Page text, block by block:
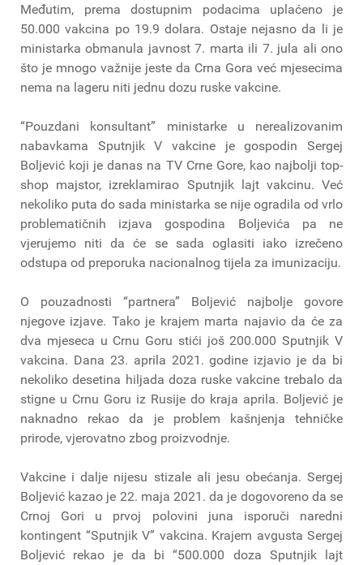
Međutim, prema dostupnim podacima uplaćeno je
50.000 vakcina po 19.9 dolara. Ostaje nejasno da li je
ministarka obmanula javnost 7. marta ili 7. jula ali ono
što je mnogo važnije jeste da Crna Gora već mjesecima
nema na lageru niti jednu dozu ruske vakcine.
“Pouzdani konsultant” ministarke u nerealizovanim
nabavkama Sputnjik V vakcine je gospodin Sergej
Boljević koji je danas na TV Crne Gore, kao najbolji top-
shop majstor, izreklamirao Sputnjik lajt vakcinu. Već
nekoliko puta do sada ministarka se nije ogradila od vrlo
problematičnih izjava gospodina Boljevića pa ne
vjerujemo niti da će se sada oglasiti iako izrečeno
odstupa od preporuka nacionalnog tijela za imunizaciju.
O pouzadnosti “partnera” Boljević najbolje govore
njegove izjave. Tako je krajem marta najavio da će za
dva mjeseca u Crnu Goru stići još 200.000 Sputnjik V
vakcina. Dana 23. aprila 2021. godine izjavio je da bi
nekoliko desetina hiljada doza ruske vakcine trebalo da
stigne u Crnu Goru iz Rusije do kraja aprila. Boljević je
naknadno rekao da je problem kašnjenja tehničke
prirode, vjerovatno zbog proizvodnje.
Vakcine i dalje nijesu stizale ali jesu obećanja. Sergej
Boljević kazao je 22. maja 2021. da je dogovoreno da se
Crnoj Gori u prvoj polovini juna isporuči naredni
kontingent “Sputnjik V” vakcina. Krajem avgusta Sergej
Boljević rekao je da bi “500.000 doza Sputnjik lajt